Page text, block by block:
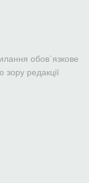
обов`язкове
зору редакції